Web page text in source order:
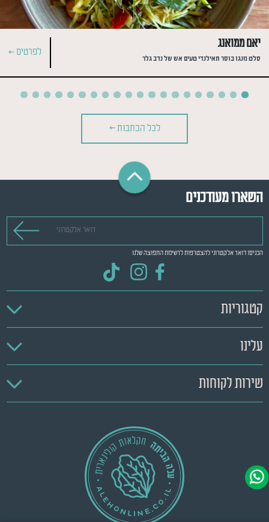
יאם ממואנג
סלט מנגו בוסר תאילנדי טעים אש של נדב גלר
לפרטים >
לכל הכתבות >
השארו מעודכנים
הכניסו דואר אלקטרוני להצטרפות לרשימת התפוצה שלנו
קטגוריות
עלינו
שירות לקוחות